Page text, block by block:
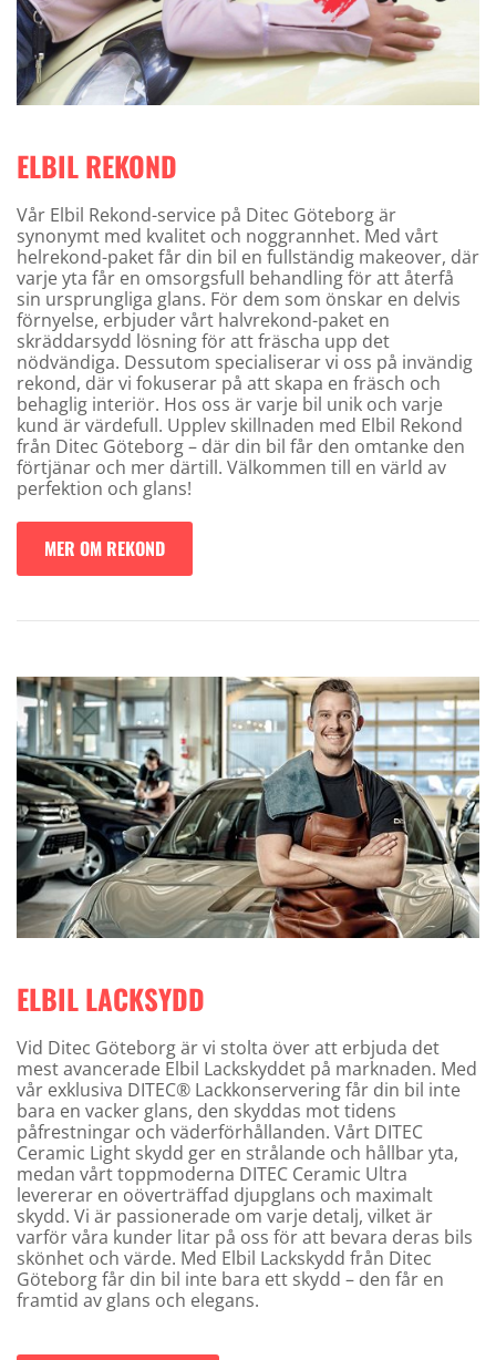
ELBIL REKOND
Vår Elbil Rekond-service på Ditec Göteborg är
synonymt med kvalitet och noggrannhet. Med vårt
helrekond-paket får din bil en fullständig makeover, där
varje yta får en omsorgsfull behandling för att återfå
sin ursprungliga glans. För dem som önskar en delvis
förnyelse, erbjuder vårt halvrekond-paket en
skräddarsydd lösning för att fräscha upp det
nödvändiga. Dessutom specialiserar vi oss på invändig
rekond, där vi fokuserar på att skapa en fräsch och
behaglig interiör. Hos oss är varje bil unik och varje
kund är värdefull. Upplev skillnaden med Elbil Rekond
från Ditec Göteborg – där din bil får den omtanke den
förtjänar och mer därtill. Välkommen till en värld av
perfektion och glans!
MER OM REKOND
ELBIL LACKSYDD
Vid Ditec Göteborg är vi stolta över att erbjuda det
mest avancerade Elbil Lackskyddet på marknaden. Med
vår exklusiva DITEC® Lackkonservering får din bil inte
bara en vacker glans, den skyddas mot tidens
påfrestningar och väderförhållanden. Vårt DITEC
Ceramic Light skydd ger en strålande och hållbar yta,
medan vårt toppmoderna DITEC Ceramic Ultra
levererar en oöverträffad djupglans och maximalt
skydd. Vi är passionerade om varje detalj, vilket är
varför våra kunder litar på oss för att bevara deras bils
skönhet och värde. Med Elbil Lackskydd från Ditec
Göteborg får din bil inte bara ett skydd – den får en
framtid av glans och elegans.